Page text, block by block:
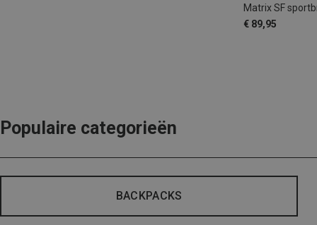
Matrix SF
€ 89,95
Populaire categorieën
BACKPACKS